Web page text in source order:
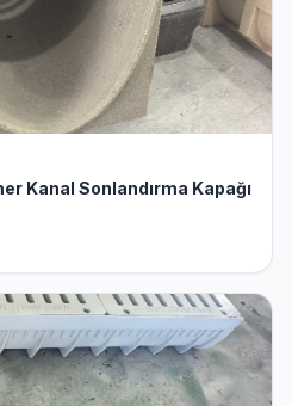
Kanal Sonlandırma Kapağı